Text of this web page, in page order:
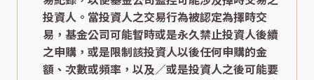
投資人。當投資人之交易行為被認定為擇時交
易，基金公司可能暫時或是永久禁止投資人後續
之申購，或是限制該投資人以後任何申購的金
額、次數或頻率，以及／或是投資人之後可能要